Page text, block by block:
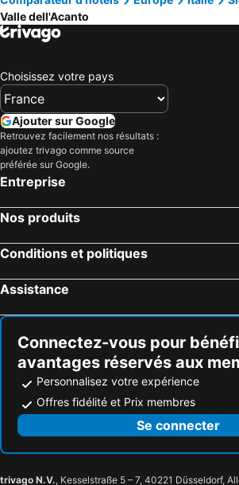
Valle dell'Acanto
Choisissez votre pays
Ajouter sur Google
Retrouvez facilement nos résultats :
ajoutez trivago comme source
préférée sur Google.
Entreprise
Nos produits
Conditions et politiques
Assistance
Connectez-vous pour
avantages réservés aux
Personnalisez votre expérience
Offres fidélité et Prix membres
Se connecter
trivago N.V., Kesselstraße 5 – 7, 40221 Düsseldorf,